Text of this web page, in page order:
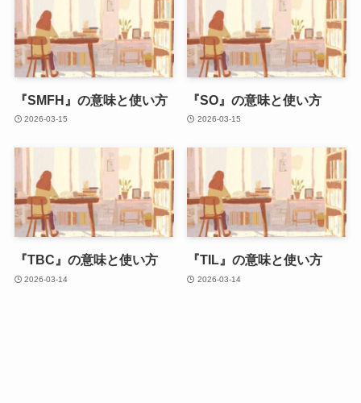
『SMFH』の意味と使い方
2026-03-15
『SO』の意味と使い方
2026-03-15
『TBC』の意味と使い方
2026-03-14
『TIL』の意味と使い方
2026-03-14